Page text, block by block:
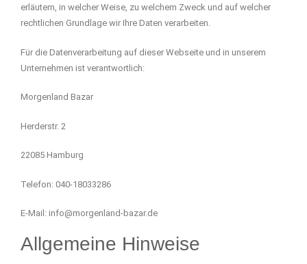
erläutern, in welcher Weise, zu welchem Zweck und auf welcher
rechtlichen Grundlage wir Ihre Daten verarbeiten.
Für die Datenverarbeitung auf dieser Webseite und in unserem
Unternehmen ist verantwortlich:
Morgenland Bazar
Herderstr. 2
22085 Hamburg
Telefon: 040-18033286
E-Mail: info@morgenland-bazar.de
Allgemeine Hinweise